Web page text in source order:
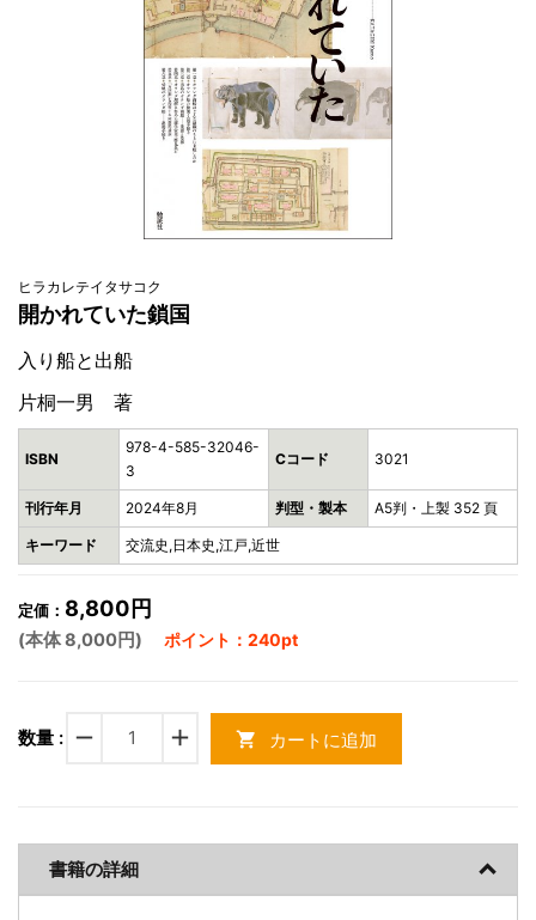
ヒラカレテイタサコク
開かれていた鎖国
入り船と出船
片桐一男 著
ISBN
978-4-585-32046-
3
Cコード 3021
刊行年月 2024年8月 判型・製本 A5判・上製 352 頁
キーワード 交流史,日本史,江戸,近世
定価： 8,800円
(本体 8,000円) ポイント：240pt
数量 : remove add shopping_cart カートに追加
書籍の詳細